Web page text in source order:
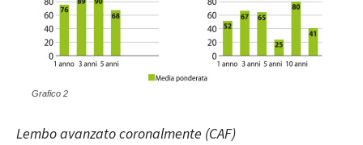
Grafico 2
Lembo avanzato coronalmente (CAF)